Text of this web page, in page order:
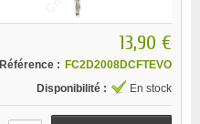
13,90 €
Référence : FC2D2008DCFTEVO
Disponibilité :
En stock